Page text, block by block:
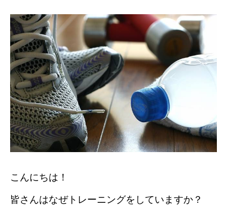
こんにちは！
皆さんはなぜトレーニングをしていますか？